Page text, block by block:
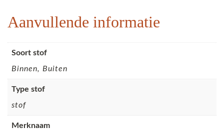
Aanvullende informatie
Soort stof
Binnen, Buiten
Type stof
stof
Merknaam